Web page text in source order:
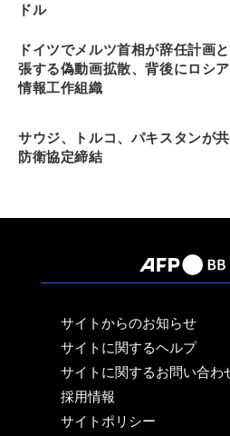
ドル
ドイツでメルツ首相が辞任計画
張する偽動画拡散、背後にロシ
情報工作組織
サウジ、トルコ、パキスタンが
防衛協定締結
サイトからのお知らせ
サイトに関するヘルプ
サイトに関するお問い合わ
採用情報
サイトポリシー